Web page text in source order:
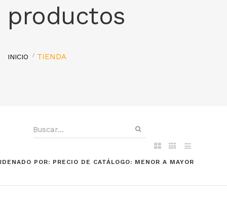
productos
INICIO TIENDA
POR: PRECIO DE CATÁLOGO: MENOR A MAYOR